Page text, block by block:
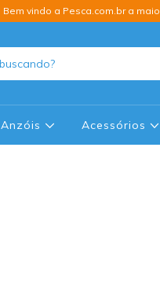
Bem vindo a Pesca.com.br a
Anzóis Acessórios